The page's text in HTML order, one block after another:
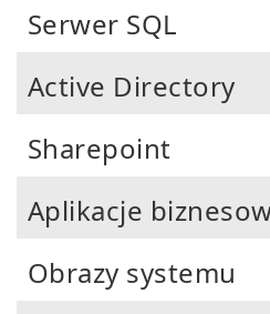
Serwer SQL
Active Directory
Sharepoint
Aplikacje
Obrazy systemu